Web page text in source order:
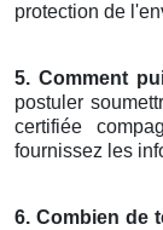
protection de
5. Comment
postuler
certifiée
fournissez les
6. Combien de